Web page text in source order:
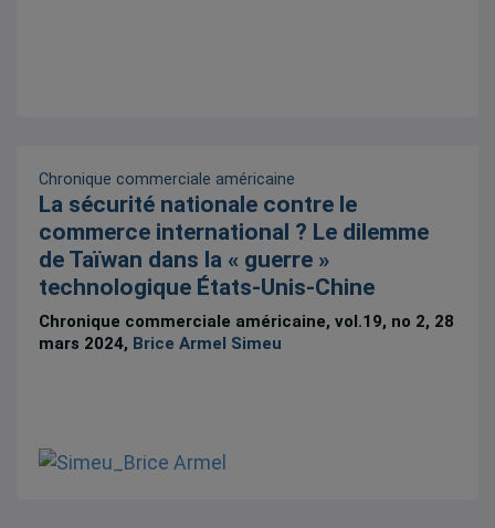
Chronique commerciale américaine
La sécurité nationale contre le
commerce international ? Le dilemme
de Taïwan dans la « guerre »
technologique États-Unis-Chine
Chronique commerciale américaine, vol.19, no 2, 28
mars 2024, Brice Armel Simeu